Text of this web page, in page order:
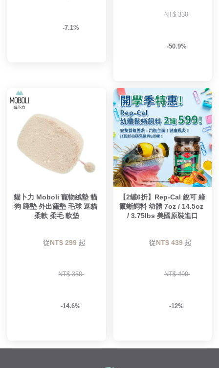
-7.1%
NT$ 330
-50.9%
貓卜力 Moboli 寵物絨墊 貓
狗 睡墊 外出籠墊 毛球 逗貓
柔軟 柔毛 軟墊
        從
NT$ 299 起
NT$ 350
-14.6%
【2罐6折】Rep-Cal 銳可 綠
鬣蜥飼料 幼體 7oz / 14.5oz
/ 3.75lbs 美國原裝進口
        從
NT$ 439 起
NT$ 499
-12%